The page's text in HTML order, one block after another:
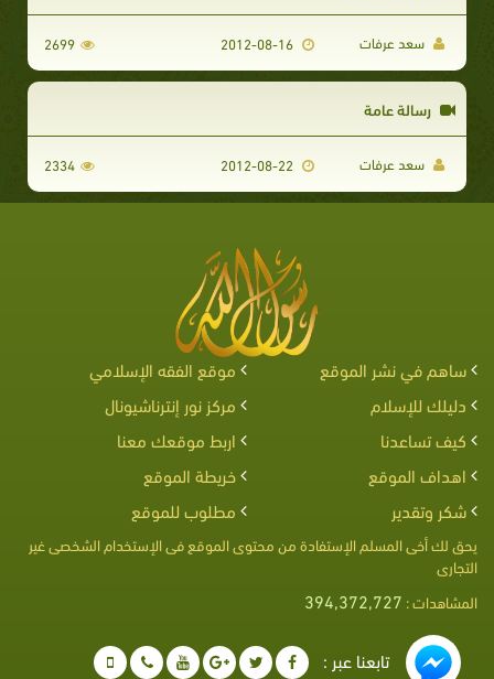
سعد عرفات 2012-08-16
2699
رسالة عامة
سعد عرفات 2334
ساهم في نشر الموقع
موقع الفقه الإسلامي
دليلك للإسلام
مركز نور إنترناشيونال
كيف تساعدنا
اربط موقعك معنا
اهداف الموقع
خريطة الموقع
شكر وتقدير
مطلوب للموقع
يحق لك أخى المسلم الإستفادة من محتوى الموقع فى الإستخدام الشخصى غير
التجارى
المشاهدات : 394,372,727
تابعنا عبر :